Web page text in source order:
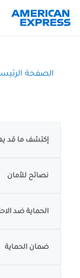
الصفحة
إكتشف ما قد
نصائح للأمان
الحماية ضد
ضمان الحماية